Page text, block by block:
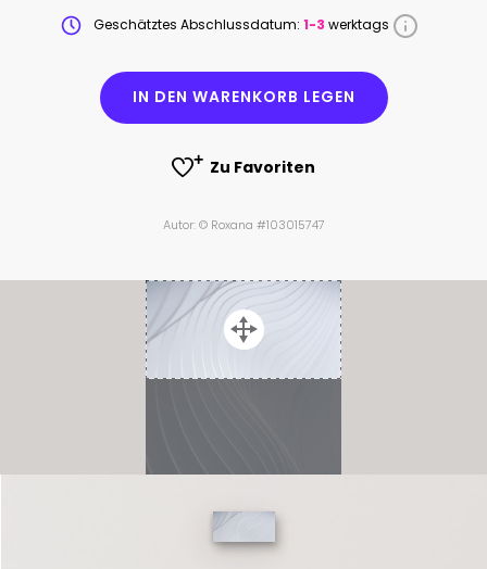
Geschätztes Abschlussdatum: 1-3 werktags
IN DEN WARENKORB LEGEN
Zu Favoriten
Autor: © Roxana #103015747